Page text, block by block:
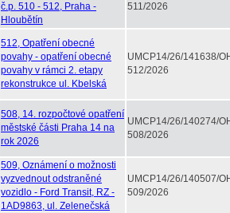
č.p. 510 - 512, Praha -
Hloubětín
511/2026
512, Opatření obecné
povahy - opatření obecné
povahy v rámci 2. etapy
rekonstrukce ul. Kbelská
UMCP14/26/141638/
512/2026
508, 14. rozpočtové opatření
městské části Praha 14 na
rok 2026
UMCP14/26/140274/
508/2026
509, Oznámení o možnosti
vyzvednout odstraněné
vozidlo - Ford Transit, RZ -
1AD9863, ul. Zelenečská
UMCP14/26/140507/
509/2026